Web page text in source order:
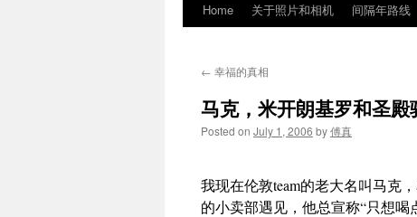
Skip
content
Home 关于照片和相机 间隔年路线
← 幸福的真相
马克，米开朗基罗和圣
Posted on July 1, 2006 by傅真
我现在伦敦team的老大名叫马克
的小卖部遇见，他总宣称“只想